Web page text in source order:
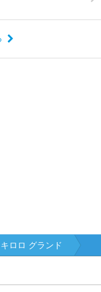
ロロ グランド